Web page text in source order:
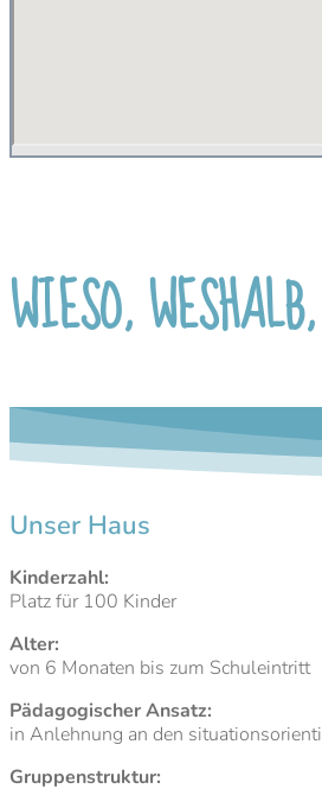
WIESO,
Unser Haus
Kinderzahl:
Platz für 100 Kinder
Alter:
von 6 Monaten bis zum Schuleintritt
Pädagogischer Ansatz:
in Anlehnung an den
Gruppenstruktur: